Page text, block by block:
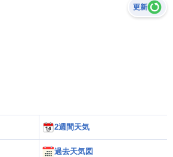
更新
2週間天気
過去天気図